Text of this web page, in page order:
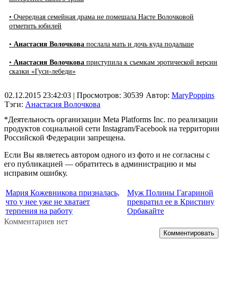
• Очередная семейная драма не помешала Насте Волочковой
отметить юбилей
• Анастасия Волочкова послала мать и дочь куда подальше
• Анастасия Волочкова приступила к съемкам эротической версии
сказки «Гуси-лебеди»
02.12.2015 23:42:03 | Просмотров: 30539
Тэги: Анастасия Волочкова
Автор: MaryPoppins
*Деятельность организации Meta Platforms Inc. по реализации
продуктов социальной сети Instagram/Facebook на территории
Российской Федерации запрещена.
Если Вы являетесь автором одного из фото и не согласны с
его публикацией — обратитесь в администрацию и мы
исправим ошибку.
Мария Кожевникова призналась,
что у нее уже не хватает
терпения на работу
Муж Полины Гагариной
превратил ее в Кристину
Орбакайте
Комментариев нет
Комментировать